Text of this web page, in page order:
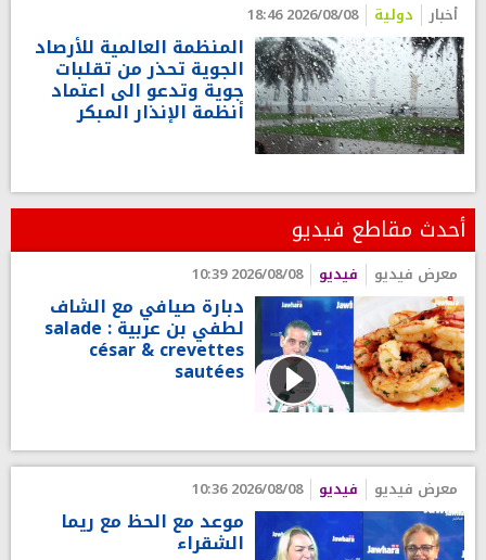
أخبار دولية 2026/08/08 18:46
المنظمة العالمية للأرصاد
الجوية تحذر من تقلبات
جوية وتدعو الى اعتماد
أنظمة الإنذار المبكر
أحدث مقاطع فيديو
معرض فيديو فيديو 2026/08/08 10:39
دبارة صيافي مع الشاف
لطفي بن عربية : salade
césar & crevettes
sautées
معرض فيديو فيديو 2026/08/08 10:36
موعد مع الحظ مع ريما
الشقراء